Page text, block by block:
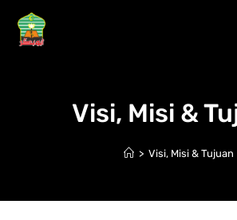
Visi, Misi &
> Visi, Misi & Tujuan